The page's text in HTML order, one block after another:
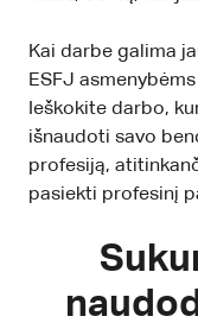
Kai darbe galima
ESFJ
Ieškokite darbo,
išnaudoti savo
profesiją,
pasiekti profesinį